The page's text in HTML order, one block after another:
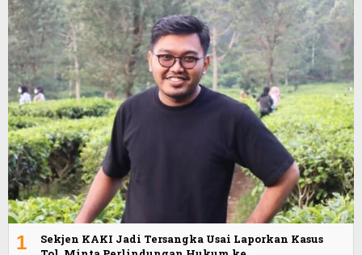
1
Sekjen KAKI Jadi Tersangka Usai Laporkan Kasus